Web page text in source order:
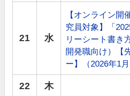
21 水
【オンライン開
究員対象】「
リーシート書き
開発職向け）【
ー】（2026年1
22 木